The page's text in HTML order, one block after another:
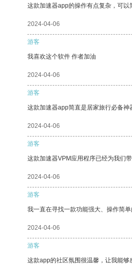
这款加速器app的操作有点复杂，可以
2024-04-06
游客
我喜欢这个软件 作者加油
2024-04-06
游客
这款加速器app简直是居家旅行必备神
2024-04-06
游客
这款加速器VPM应用程序已经为我们
2024-04-06
游客
我一直在寻找一款功能强大、操作简
2024-04-06
游客
这款app的社区氛围很温馨，让我能够